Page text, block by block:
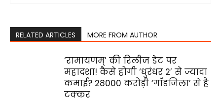
RELATED ARTICLES MORE FROM AUTHOR
‘रामायणम्’ की रिलीज डेट पर
महादशा! कैसे होगी ‘धुरंधर 2’ से ज्यादा
कमाई? ₹28000 करोड़ी ‘गॉडजिला’ से है
टक्‍कर